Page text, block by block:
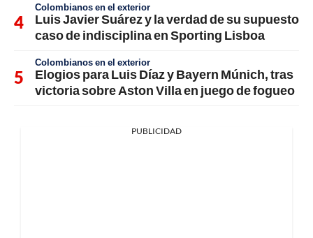
Colombianos en el exterior
Luis Javier Suárez y la verdad de su supuesto
caso de indisciplina en Sporting Lisboa
Colombianos en el exterior
Elogios para Luis Díaz y Bayern Múnich, tras
victoria sobre Aston Villa en juego de fogueo
PUBLICIDAD